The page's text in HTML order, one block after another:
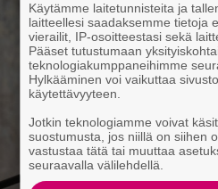
Käytämme laitetunnisteita ja
laitteellesi saadaksemme tietoja
vierailit, IP-osoitteestasi sekä
Pääset tutustumaan
teknologiakumppaneihimme
Hylkääminen voi vaikuttaa
käytettävyyteen.
Jotkin teknologiamme voivat
suostumusta, jos niillä on siihen
vastustaa tätä tai muuttaa
seuraavalla välilehdellä.